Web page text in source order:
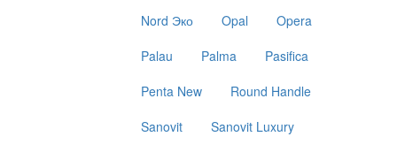
Nord Эко Opal
Opera
Palau
Palma
Pasifica
Penta New
Round Handle
Sanovit
Sanovit Luxury